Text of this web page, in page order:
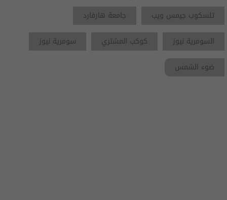
تلسكوب جيمس ويب
جامعة هارفارد
السومرية نيوز
كوكب المشتري
سومرية نيوز
ضوء الشمس